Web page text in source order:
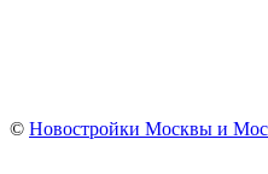
© Новостройки Москвы и